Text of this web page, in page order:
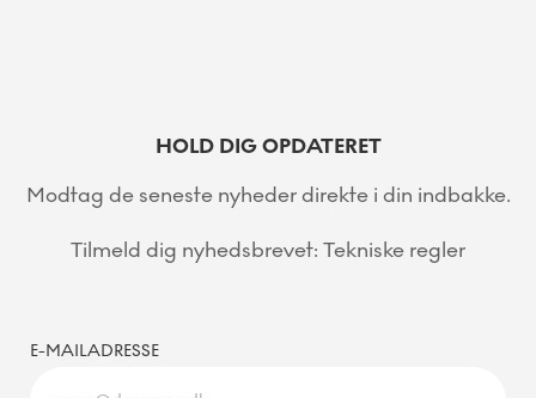
HOLD DIG OPDATERET
Modtag de seneste nyheder direkte i din indbakke.
Tilmeld dig nyhedsbrevet: Tekniske regler
E-MAILADRESSE